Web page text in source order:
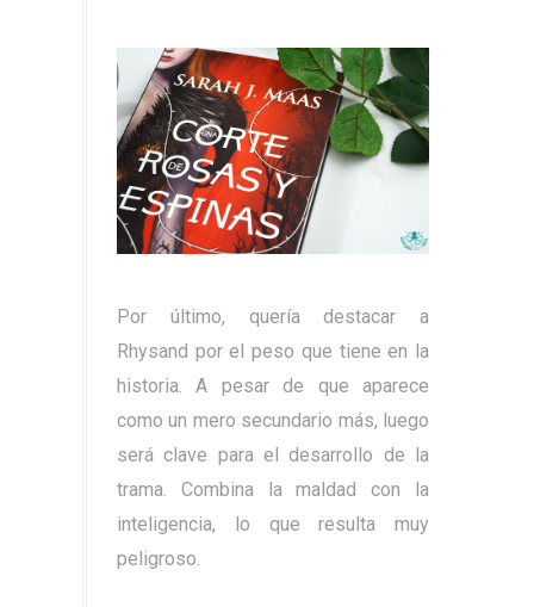
Por último, quería destacar a
Rhysand por el peso que tiene en la
historia. A pesar de que aparece
como un mero secundario más, luego
será clave para el desarrollo de la
trama. Combina la maldad con la
inteligencia, lo que resulta muy
peligroso.